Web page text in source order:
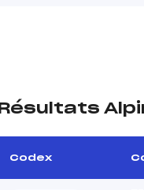
Résultats
Codex